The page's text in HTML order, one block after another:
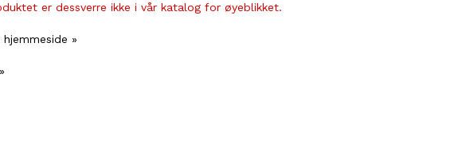
er dessverre ikke i vår katalog for øyeblikket.
»